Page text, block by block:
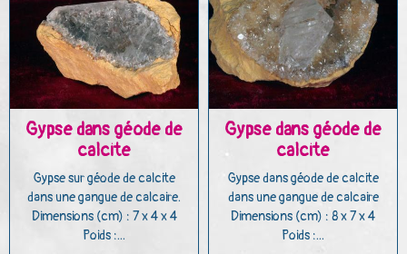
Gypse dans géode de
calcite
Gypse sur géode de calcite
dans une gangue de calcaire.
Dimensions (cm) : 7 x 4 x 4
Poids :...
Gypse dans géode de
calcite
Gypse dans géode de calcite
dans une gangue de calcaire
Dimensions (cm) : 8 x 7 x 4
Poids :...